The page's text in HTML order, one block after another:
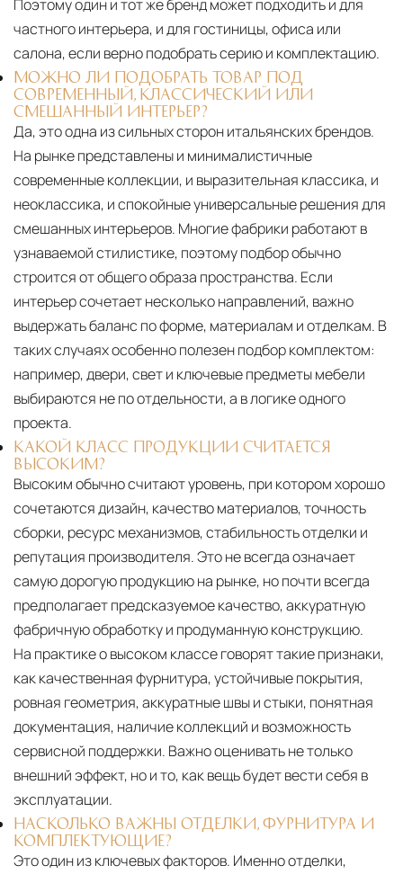
Поэтому один и тот же бренд может подходить и для
частного интерьера, и для гостиницы, офиса или
салона, если верно подобрать серию и комплектацию.
МОЖНО ЛИ ПОДОБРАТЬ ТОВАР ПОД
СОВРЕМЕННЫЙ, КЛАССИЧЕСКИЙ ИЛИ
СМЕШАННЫЙ ИНТЕРЬЕР?
Да, это одна из сильных сторон итальянских брендов.
На рынке представлены и минималистичные
современные коллекции, и выразительная классика, и
неоклассика, и спокойные универсальные решения для
смешанных интерьеров. Многие фабрики работают в
узнаваемой стилистике, поэтому подбор обычно
строится от общего образа пространства. Если
интерьер сочетает несколько направлений, важно
выдержать баланс по форме, материалам и отделкам. В
таких случаях особенно полезен подбор комплектом:
например, двери, свет и ключевые предметы мебели
выбираются не по отдельности, а в логике одного
проекта.
КАКОЙ КЛАСС ПРОДУКЦИИ СЧИТАЕТСЯ
ВЫСОКИМ?
Высоким обычно считают уровень, при котором хорошо
сочетаются дизайн, качество материалов, точность
сборки, ресурс механизмов, стабильность отделки и
репутация производителя. Это не всегда означает
самую дорогую продукцию на рынке, но почти всегда
предполагает предсказуемое качество, аккуратную
фабричную обработку и продуманную конструкцию.
На практике о высоком классе говорят такие признаки,
как качественная фурнитура, устойчивые покрытия,
ровная геометрия, аккуратные швы и стыки, понятная
документация, наличие коллекций и возможность
сервисной поддержки. Важно оценивать не только
внешний эффект, но и то, как вещь будет вести себя в
эксплуатации.
НАСКОЛЬКО ВАЖНЫ ОТДЕЛКИ, ФУРНИТУРА И
КОМПЛЕКТУЮЩИЕ?
Это один из ключевых факторов. Именно отделки,